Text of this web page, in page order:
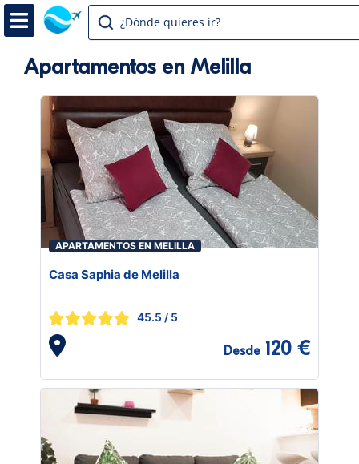
¿Dónde quieres ir?
Apartamentos en Melilla
APARTAMENTOS EN MELILLA
Casa Saphia de Melilla
45.5 / 5
Desde 120 €